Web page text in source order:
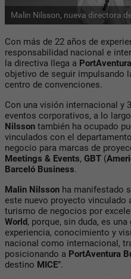
Malin Nilsson, nueva directora
Con más de 22 años de
responsabilidad nacional e
la directiva llega a
objetivo de seguir impulsando
centro de convenciones.
Con una visión internacional y
eventos corporativos, a lo
Nilsson también ha ocupado
vinculados con el
negocio para marcas de
Meetings & Events, GBT (
Barceló Business.
Malin Nilsson ha manifestado
este nuevo proyecto
turismo de negocios por
World, porque, sin duda, es
experiencia, conocimiento y
nacional como internacional,
posicionando a PortAventura
destino MICE”.